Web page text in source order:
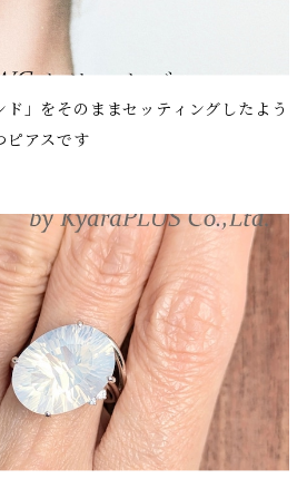
ド」をそのままセッティングしたよう
ピアスです